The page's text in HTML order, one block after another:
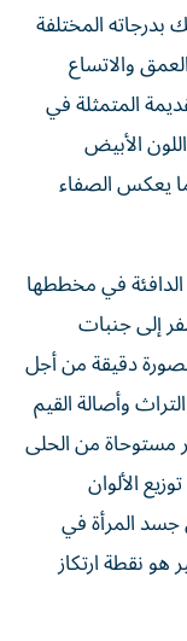
بدرجاته المختلفة
والاتساع
المتمثلة في
الأبيض
يعكس الصفاء
في مخططها
إلى جنبات
دقيقة من أجل
وأصالة القيم
مستوحاة من الحلى
الألوان
المرأة في
هو نقطة ارتكاز